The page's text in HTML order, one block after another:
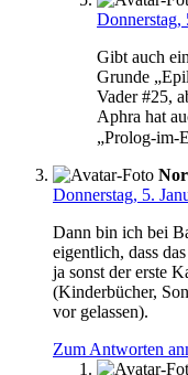
Donnerstag,
Gibt auch
Grunde
Vader #25,
Aphra hat
„Prolog-im-
Donnerstag, 5.
Dann bin ich bei
eigentlich, dass
ja sonst der erste
(Kinderbücher,
vor gelassen).
Zum Antworten